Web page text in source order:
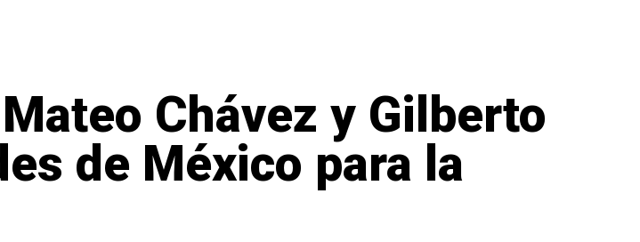
Chávez y Gilberto
de México para la